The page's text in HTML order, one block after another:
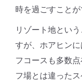
時を過ごすことが
リゾート地とい
すが、ホアヒン
フコースも多数
フ場とは違った